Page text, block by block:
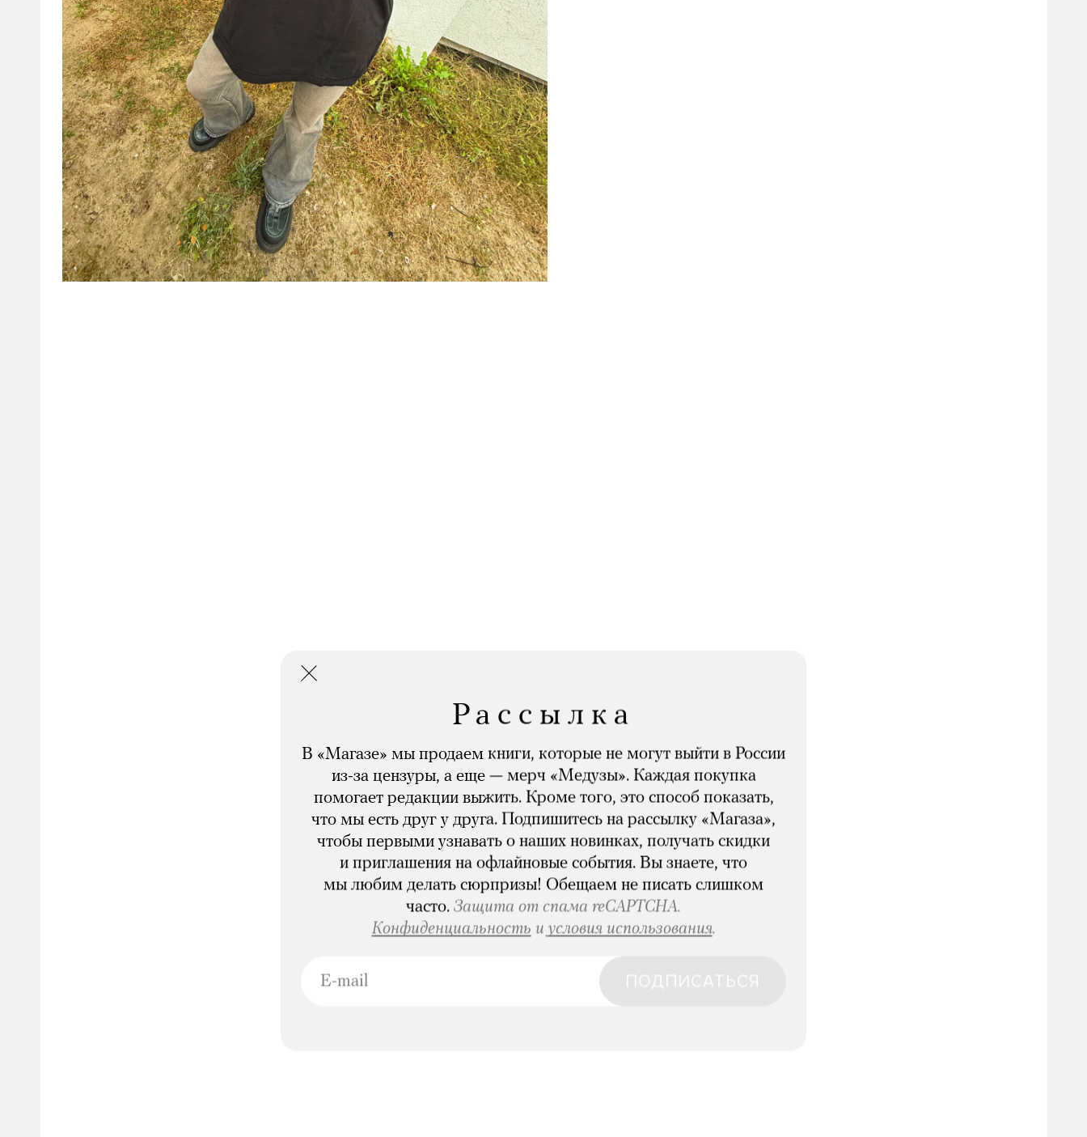
Рассылка
В «Магазе» мы продаем книги, которые не могут выйти в России
из-за цензуры, а еще — мерч «Медузы». Каждая покупка
помогает редакции выжить. Кроме того, это способ показать,
что мы есть друг у друга. Подпишитесь на рассылку «Магаза»,
чтобы первыми узнавать о наших новинках, получать скидки
и приглашения на офлайновые события. Вы знаете, что
мы любим делать сюрпризы! Обещаем не писать слишком
часто. Защита от спама reCAPTCHA.
Конфиденциальность и условия использования.
ПОДПИСАТЬСЯ